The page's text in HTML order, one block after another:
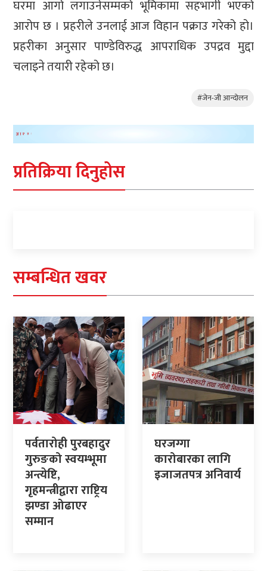
घरमा आगो लगाउनेसम्मको भूमिकामा सहभागी भएको
आरोप छ । प्रहरीले उनलाई आज विहान पक्राउ गरेको हो।
प्रहरीका अनुसार पाण्डेविरुद्ध आपराधिक उपद्रव मुद्दा
चलाइने तयारी रहेको छ।
#जेन-जी आन्दोलन
प्रतिक्रिया दिनुहोस
सम्बन्धित खवर
पर्वतारोही पुरबहादुर
गुरुङको स्वयम्भूमा
अन्त्येष्टि,
गृहमन्त्रीद्वारा राष्ट्रिय
झण्डा ओढाएर
सम्मान
घरजग्गा
कारोबारका लागि
इजाजतपत्र अनिवार्य